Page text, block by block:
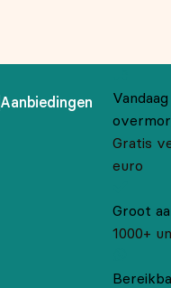
Aanbiedingen
Gratis
euro
Groot
1000+